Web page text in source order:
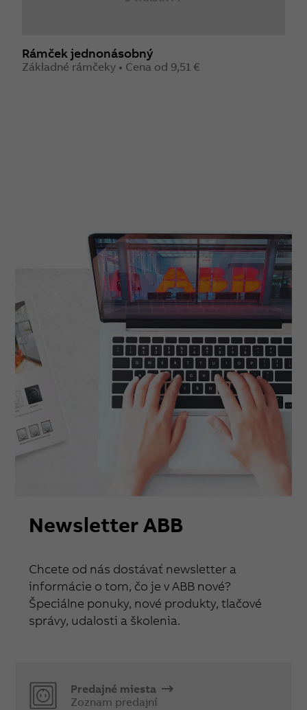
Rámček jednonásobný
Základné rámčeky • Cena od 9,51 €
Newsletter ABB
Chcete od nás dostávať newsletter a
informácie o tom, čo je v ABB nové?
Špeciálne ponuky, nové produkty, tlačové
správy, udalosti a školenia.
Predajné miesta
Zoznam predajní